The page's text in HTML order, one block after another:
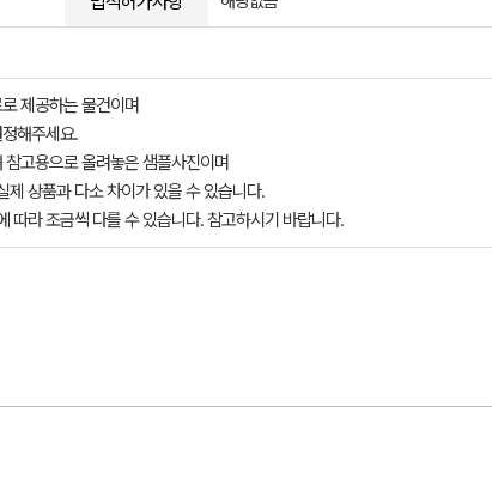
제공하는 물건이며
해주세요.
고용으로 올려놓은 샘플사진이며
상품과 다소 차이가 있을 수 있습니다.
따라 조금씩 다를 수 있습니다. 참고하시기 바랍니다.